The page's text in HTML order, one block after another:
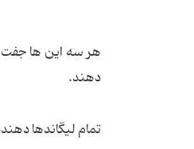
هر سه این ها جفت
دهند.
تمام لیگاندها